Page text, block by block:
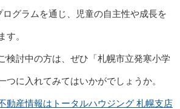
グラムを通じ、児童の自主性や成長を
す。
検討中の方は、ぜひ「札幌市立発寒小学
つに入れてみてはいかがでしょうか。
動産情報はトータルハウジング 札幌支店